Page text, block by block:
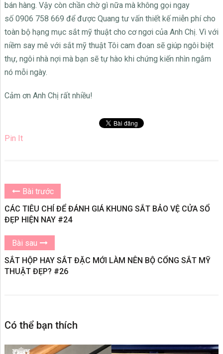
bán hàng. Vậy còn chần chờ gì nữa mà không gọi ngay
số 0906 758 669 để được Quang tư vấn thiết kế miễn phí cho
toàn bộ hạng mục sắt mỹ thuật cho cơ ngơi của Anh Chị. Vì với
niềm say mê với sắt mỹ thuật Tôi cam đoan sẽ giúp ngôi biệt
thự, ngôi nhà nợi mà bạn sẽ tự hào khi chứng kiến nhìn ngắm
nó mỗi ngày.
Cảm ơn Anh Chị rất nhiều!
Pin It
Bài trước
CÁC TIÊU CHÍ ĐỂ ĐÁNH GIÁ KHUNG SẮT BẢO VỆ CỬA SỔ
ĐẸP HIỆN NAY #24
Bài sau
SẮT HỘP HAY SẮT ĐẶC MỚI LÀM NÊN BỘ CỔNG SẮT MỸ
THUẬT ĐẸP? #26
Có thể bạn thích